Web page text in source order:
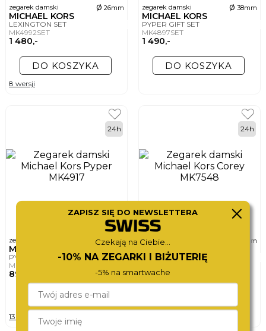
zegarek damski ø 26mm
MICHAEL KORS
LEXINGTON SET
MK4992SET
1 480,-
DO KOSZYKA
8 wersji
zegarek damski ø 38mm
MICHAEL KORS
PYPER GIFT SET
MK4897SET
1 490,-
DO KOSZYKA
zegarek damski ø38mm
MICHAEL KORS
PYPER
MK4917
890,-
24h
DO KOSZYKA
13 wersji
zegarek damski 38mm
COREY
1 180,-
24h
ZAPISZ SIĘ DO NEWSLETTERA
Czekają na Ciebie...
-10% NA ZEGARKI I BIŻUTERIĘ
-5% na smartwache